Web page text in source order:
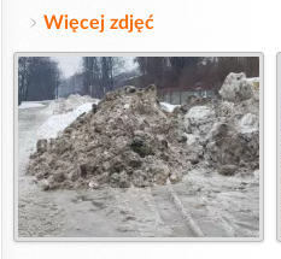
Więcej zdjęć